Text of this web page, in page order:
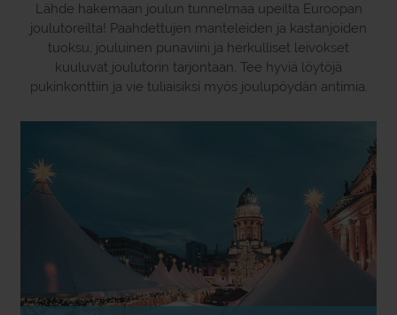
Lähde hakemaan joulun tunnelmaa upeilta Euroopan
joulutoreilta! Paahdettujen manteleiden ja kastanjoiden
tuoksu, jouluinen punaviini ja herkulliset leivokset
kuuluvat joulutorin tarjontaan. Tee hyviä löytöjä
pukinkonttiin ja vie tuliaisiksi myös joulupöydän antimia.